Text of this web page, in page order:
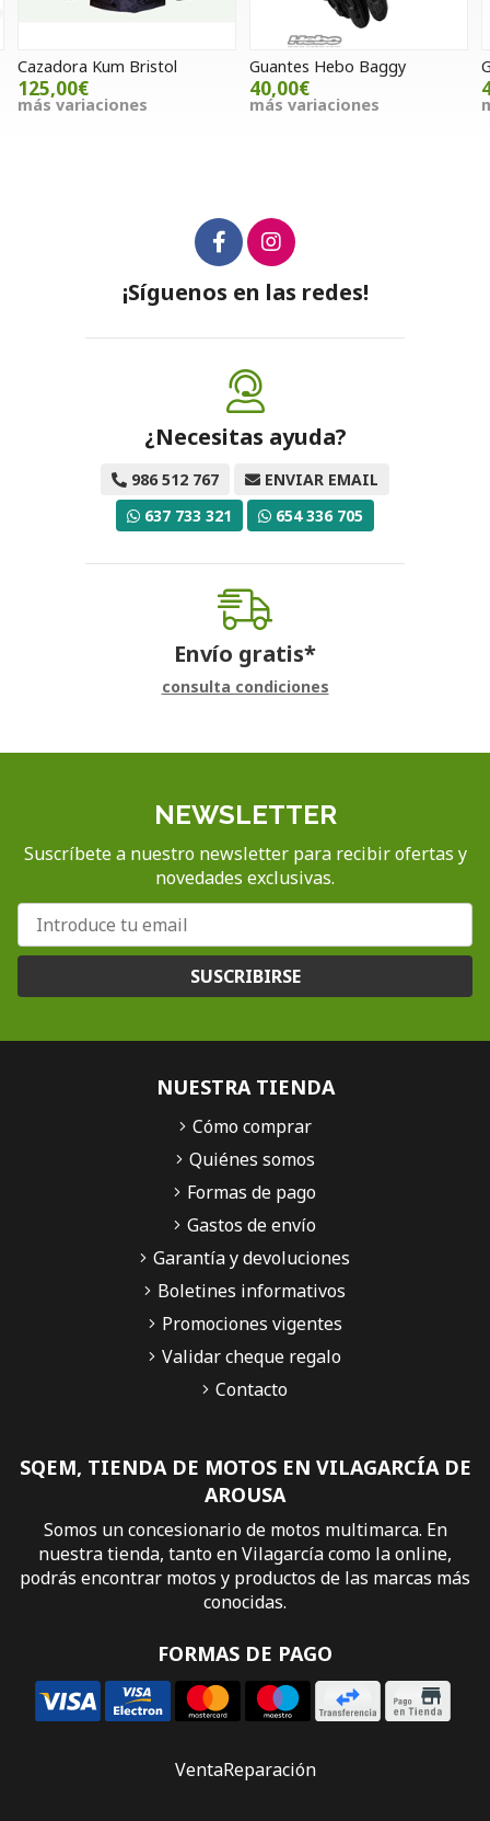
Cazadora Kum Bristol
125,00€
más variaciones
Guantes Hebo Baggy
40,00€
más variaciones
¡Síguenos en las redes!
¿Necesitas ayuda?
986 512 767
ENVIAR EMAIL
637 733 321
654 336 705
Envío gratis*
consulta condiciones
NEWSLETTER
Suscríbete a nuestro newsletter para recibir ofertas y
novedades exclusivas.
SUSCRIBIRSE
SQEM, TIENDA DE MOTOS EN VILAGARCÍA DE
AROUSA
Somos un concesionario de motos multimarca. En
nuestra tienda, tanto en Vilagarcía como la online,
podrás encontrar motos y productos de las marcas más
conocidas.
FORMAS DE PAGO
NUESTRA TIENDA
Cómo comprar
Quiénes somos
Formas de pago
Gastos de envío
Garantía y devoluciones
Boletines informativos
Promociones vigentes
Validar cheque regalo
Contacto
VentaReparación